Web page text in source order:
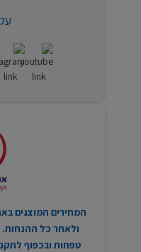
המחירים המוצגים
ולאחר כל ההנחות.
טפחות ובכפוף